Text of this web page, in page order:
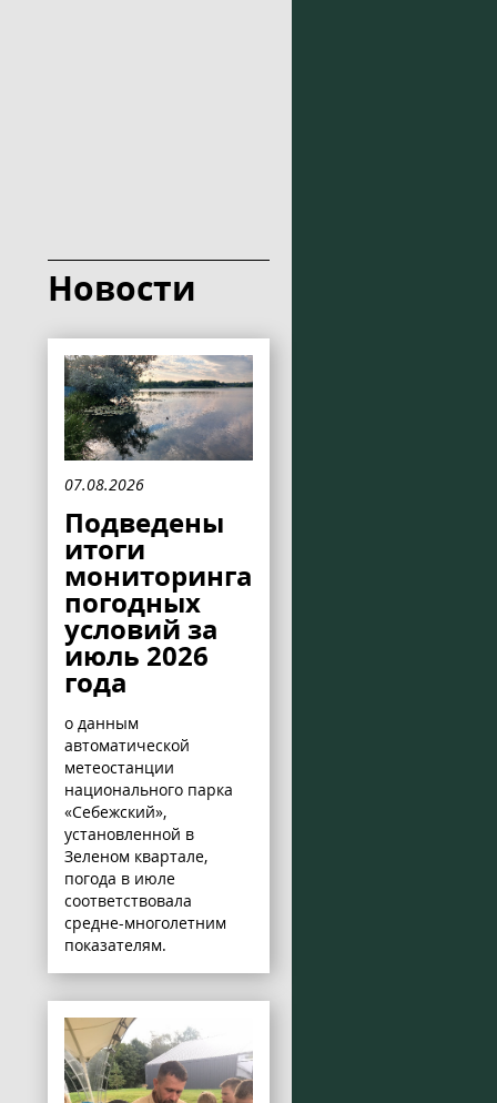
Новости
07.08.2026
Подведены
итоги
мониторинга
погодных
условий за
июль 2026
года
о данным
автоматической
метеостанции
национального парка
«Себежский»,
установленной в
Зеленом квартале,
погода в июле
соответствовала
средне-многолетним
показателям.